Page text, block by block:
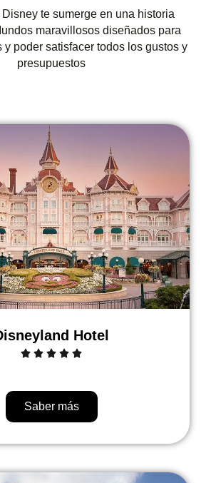
te sumerge en una historia
maravillosos diseñados para
y poder satisfacer todos los gustos y
presupuestos
Hotel
Saber más